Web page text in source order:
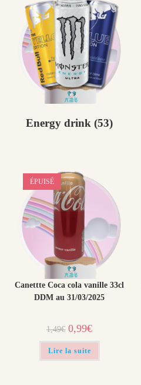
Energy drink(53)
ÉPUISÉ
Canettte Coca cola vanille 33cl
DDM au 31/03/2025
1,49€ Le
prix
initial
était :
1,49€.
0,99€Le
prix
actuel
0,99€.
Lire la suite